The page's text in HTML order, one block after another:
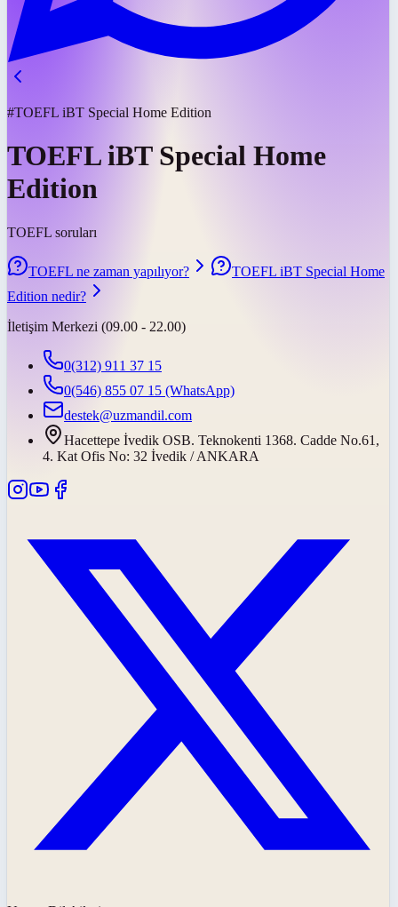
#TOEFL iBT Special Home Edition
TOEFL iBT Special Home
Edition
TOEFL soruları
TOEFL ne zaman yapılıyor?
TOEFL iBT Special Home
Edition nedir?
İletişim Merkezi (09.00 - 22.00)
0(312) 911 37 15
0(546) 855 07 15 (WhatsApp)
destek@uzmandil.com
Hacettepe İvedik OSB. Teknokenti 1368. Cadde No.61,
4. Kat Ofis No: 32 İvedik / ANKARA